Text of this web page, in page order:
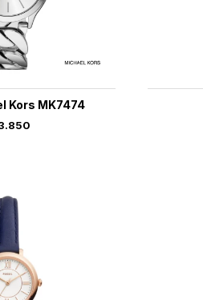
Kors MK7474